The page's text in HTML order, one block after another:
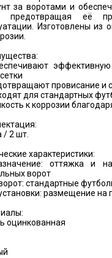
за воротами и
предотвращая её
Изготовлены из
провисание и
для стандартных
к коррозии
/ 2 шт.
характеристики:
оттяжка и
ворот
стандартные
размещение на
оцинкованная